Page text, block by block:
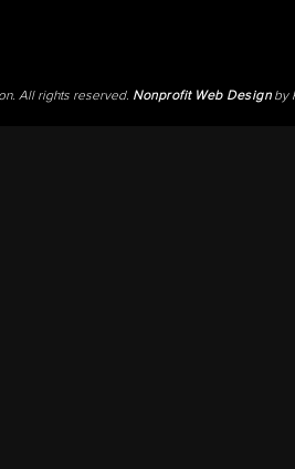
All rights reserved. Nonprofit Web Designby